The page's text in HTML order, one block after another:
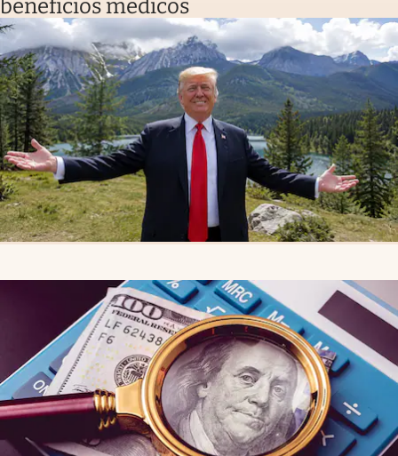
beneficios médicos